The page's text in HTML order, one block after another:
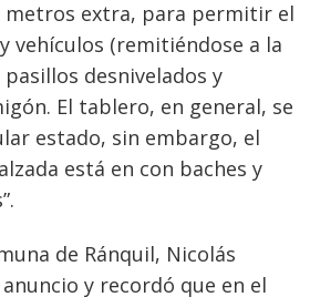
metros extra, para permitir el
vehículos (remitiéndose a la
desnivelados y
El tablero, en general, se
estado, sin embargo, el
está en con baches y
de Ránquil, Nicolás
y recordó que en el